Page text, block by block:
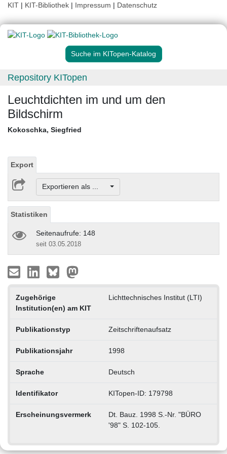
KIT | KIT-Bibliothek | Impressum | Datenschutz
Suche im KITopen-Katalog
Repository KITopen
Leuchtdichten im und um den
Bildschirm
Kokoschka, Siegfried
Export
Exportieren als ...
Statistiken
Seitenaufrufe: 148
seit 03.05.2018
Zugehörige
Institution(en) am KIT
Lichttechnisches Institut (LTI)
Publikationstyp Zeitschriftenaufsatz
Publikationsjahr 1998
Sprache Deutsch
Identifikator KITopen-ID: 179798
Erscheinungsvermerk
Dt. Bauz. 1998 S.-Nr. "BÜRO
'98" S. 102-105.